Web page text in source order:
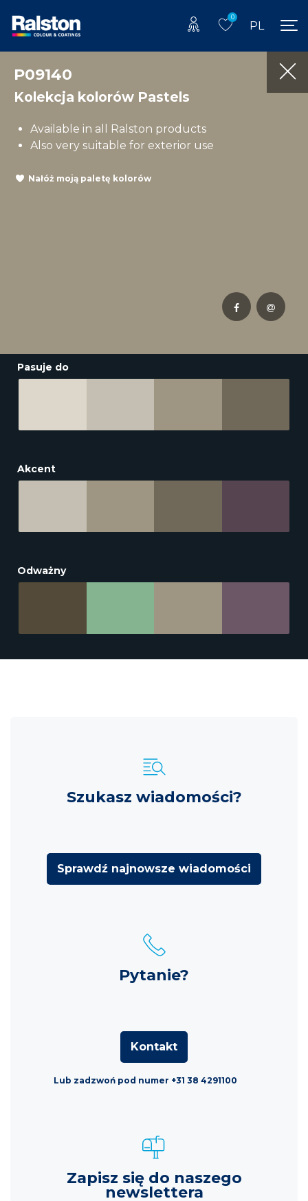
0
PL
P09140
Kolekcja kolorów Pastels
Available in all Ralston products
Also very suitable for exterior use
Nałóż moją paletę kolorów
Pasuje do
Akcent
Odważny
Szukasz wiadomości?
Sprawdź najnowsze wiadomości
Pytanie?
Kontakt
Lub zadzwoń pod numer +31 38 4291100
Zapisz się do naszego
newslettera